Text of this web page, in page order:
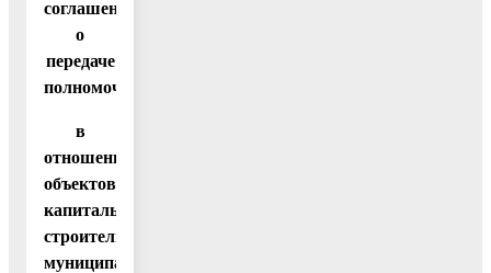
соглашений
о
передаче
полномочий
в
отношении
объектов
капитального
строительства
муниципальной